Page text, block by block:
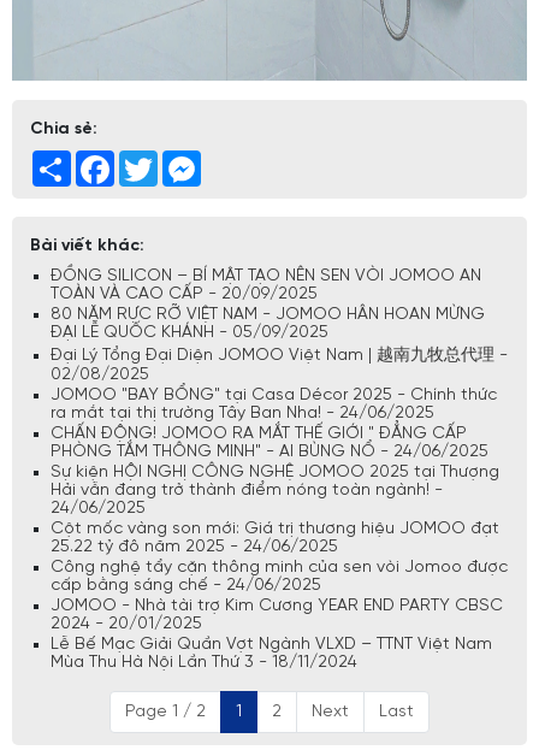
Chia sẻ:
Share Facebook
Twitter
Bài viết khác:
ĐỒNG SILICON – BÍ MẬT TẠO NÊN SEN VÒI JOMOO AN
TOÀN VÀ CAO CẤP - 20/09/2025
80 NĂM RỰC RỠ VIỆT NAM - JOMOO HÂN HOAN MỪNG
ĐẠI LỄ QUỐC KHÁNH - 05/09/2025
Đại Lý Tổng Đại Diện JOMOO Việt Nam | 越南九牧总代理 -
02/08/2025
JOMOO "BAY BỔNG" tại Casa Décor 2025 - Chính thức
ra mắt tại thị trường Tây Ban Nha! - 24/06/2025
CHẤN ĐỘNG! JOMOO RA MẮT THẾ GIỚI " ĐẲNG CẤP
PHÒNG TẮM THÔNG MINH" - AI BÙNG NỔ - 24/06/2025
Sự kiện HỘI NGHỊ CÔNG NGHỆ JOMOO 2025 tại Thượng
Hải vẫn đang trở thành điểm nóng toàn ngành! -
24/06/2025
Cột mốc vàng son mới: Giá trị thương hiệu JOMOO đạt
25.22 tỷ đô năm 2025 - 24/06/2025
Công nghệ tẩy cặn thông minh của sen vòi Jomoo được
cấp bằng sáng chế - 24/06/2025
JOMOO - Nhà tài trợ Kim Cương YEAR END PARTY CBSC
2024 - 20/01/2025
Lễ Bế Mạc Giải Quần Vợt Ngành VLXD – TTNT Việt Nam
Mùa Thu Hà Nội Lần Thứ 3 - 18/11/2024
Page 1 / 2 1 2 Next Last